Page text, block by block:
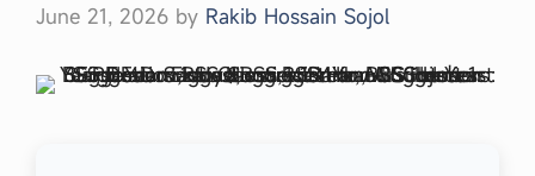
June 21, 2026 by Rakib Hossain Sojol